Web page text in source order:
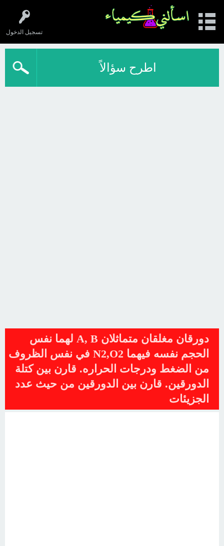
تسجيل الدخول
اطرح سؤالاً
دورقان مغلقان متماثلان A, B لهما نفس
الحجم نفسه فيهما N2,O2 في نفس الظروف
من الضغط ودرجات الحراره. قارن بين كتلة
الدورقين. قارن بين الدورقين من حيث عدد
الجزيئات